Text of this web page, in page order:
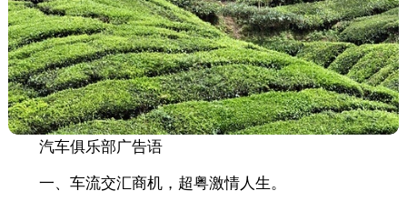
汽车俱乐部广告语
一、车流交汇商机，超粤激情人生。